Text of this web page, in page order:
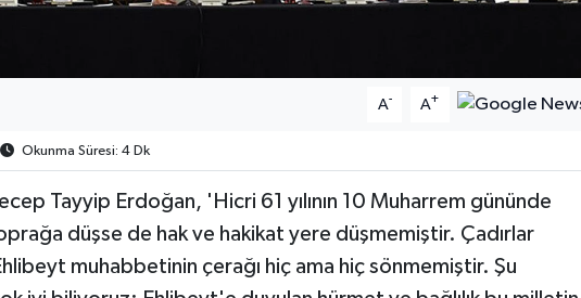
A- A+
Okunma Süresi: 4 Dk
Tayyip Erdoğan, 'Hicri 61 yılının 10 Muharrem gününde
düşse de hak ve hakikat yere düşmemiştir. Çadırlar
muhabbetinin çerağı hiç ama hiç sönmemiştir. Şu